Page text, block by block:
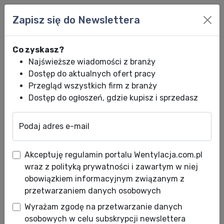
Szkolenie z cyklu "Serwis
Klimatyzatorów" - jeszcze
taniej!
Data publikacji: 28.02.2013
Zapisz się do Newslettera
Co zyskasz?
Najświeższe wiadomości z branży
Dostęp do aktualnych ofert pracy
Przegląd wszystkich firm z branży
Dostęp do ogłoszeń, gdzie kupisz i sprzedasz
Podaj adres e-mail
Akceptuję regulamin portalu Wentylacja.com.pl
wraz z polityką prywatności i zawartym w niej
obowiązkiem informacyjnym związanym z
przetwarzaniem danych osobowych
Wyrażam zgodę na przetwarzanie danych
osobowych w celu subskrypcji newslettera